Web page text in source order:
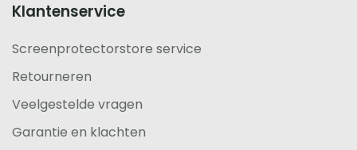
Klantenservice
Screenprotectorstore service
Retourneren
Veelgestelde vragen
Garantie en klachten